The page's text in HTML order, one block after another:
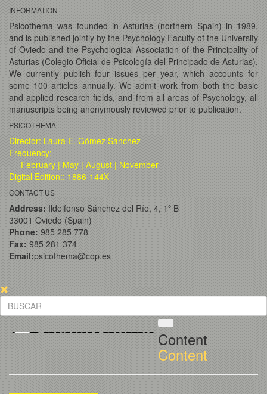
INFORMATION
Psicothema was founded in Asturias (northern Spain) in 1989,
and is published jointly by the Psychology Faculty of the University
of Oviedo and the Psychological Association of the Principality of
Asturias (Colegio Oficial de Psicología del Principado de Asturias).
We currently publish four issues per year, which accounts for
some 100 articles annually. We admit work from both the basic
and applied research fields, and from all areas of Psychology, all
manuscripts being anonymously reviewed prior to publication.
PSICOTHEMA
Director: Laura E. Gómez Sánchez
Frequency:
February | May | August | November
Digital Edition:: 1886-144X
CONTACT US
Address: Ildelfonso Sánchez del Río, 4, 1º B
33001 Oviedo (Spain)
Phone: 985 285 778
Fax: 985 281 374
Email:psicothema@cop.es
Content
Content